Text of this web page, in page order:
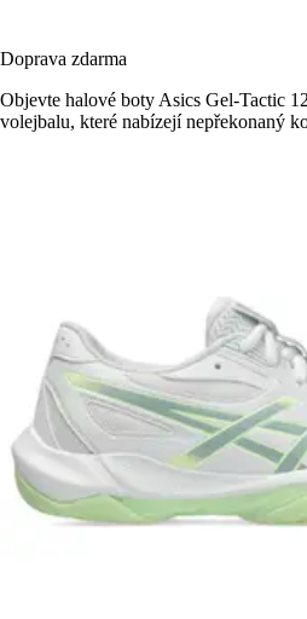
Doprava zdarma
Objevte halové boty Asics Gel-Tactic
volejbalu, které nabízejí nepřekonaný